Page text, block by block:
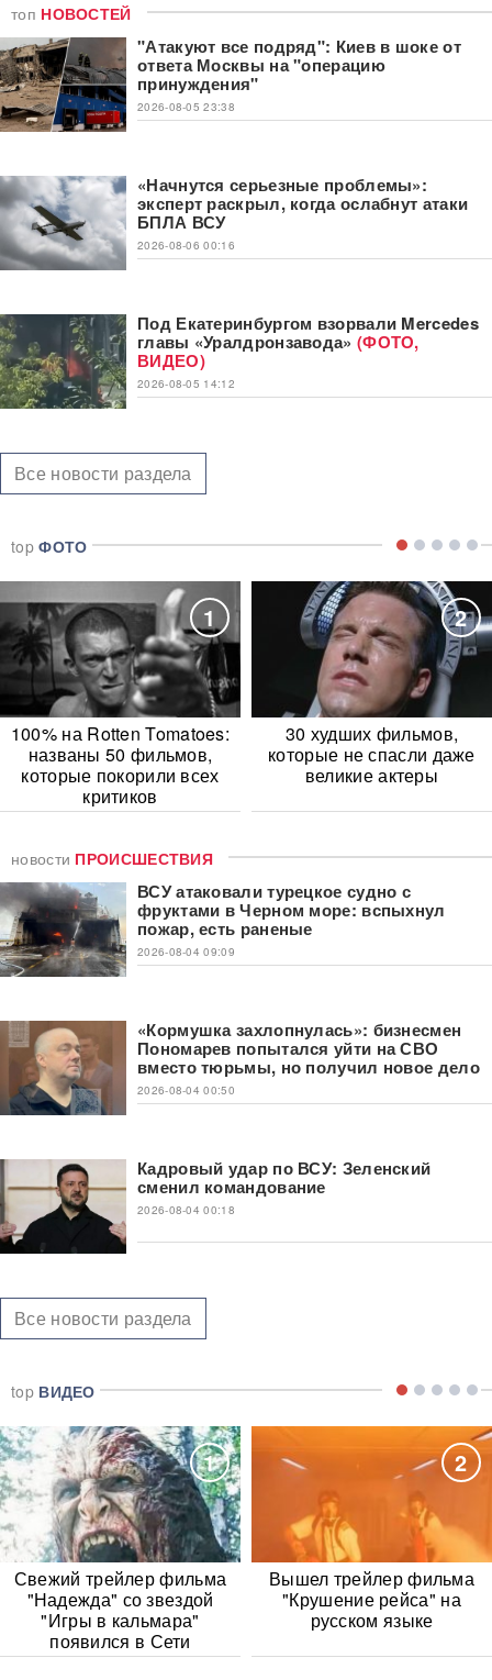
топ НОВОСТЕЙ
"Атакуют все подряд": Киев в шоке от
ответа Москвы на "операцию
принуждения"
2026-08-05 23:38
«Начнутся серьезные проблемы»:
эксперт раскрыл, когда ослабнут атаки
БПЛА ВСУ
2026-08-06 00:16
Под Екатеринбургом взорвали Mercedes
главы «Уралдронзавода» (ФОТО,
ВИДЕО)
2026-08-05 14:12
Все новости раздела
topФОТО
1
100% на Rotten Tomatoes:
названы 50 фильмов,
которые покорили всех
критиков
2
30 худших фильмов,
которые не спасли даже
великие актеры
новости ПРОИСШЕСТВИЯ
ВСУ атаковали турецкое судно с
фруктами в Черном море: вспыхнул
пожар, есть раненые
2026-08-04 09:09
«Кормушка захлопнулась»: бизнесмен
Пономарев попытался уйти на СВО
вместо тюрьмы, но получил новое дело
2026-08-04 00:50
Кадровый удар по ВСУ: Зеленский
сменил командование
2026-08-04 00:18
Все новости раздела
top ВИДЕО
1
Свежий трейлер фильма
"Надежда" со звездой
"Игры в кальмара"
появился в Сети
2
Вышел трейлер фильма
"Крушение рейса" на
русском языке